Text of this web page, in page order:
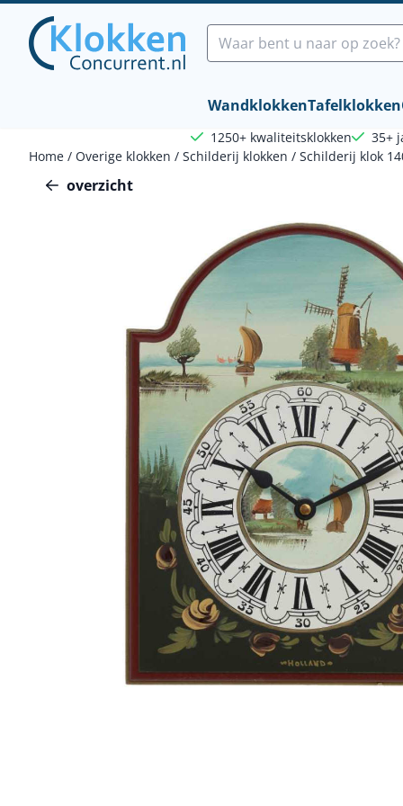
Cookievoorkeuren zijn beschikbaar. Kies instellingen of sta
Zoeken
WandklokkenTafelklokken
1250+ kwaliteitsklokken 35+
Home / Overige klokken / Schilderij klokken / Schilderij klok
overzicht